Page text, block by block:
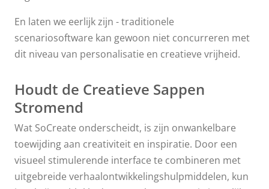
En laten we eerlijk zijn - traditionele
scenariosoftware kan gewoon niet concurreren met
dit niveau van personalisatie en creatieve vrijheid.
Houdt de Creatieve Sappen
Stromend
Wat SoCreate onderscheidt, is zijn onwankelbare
toewijding aan creativiteit en inspiratie. Door een
visueel stimulerende interface te combineren met
uitgebreide verhaalontwikkelingshulpmiddelen, kun